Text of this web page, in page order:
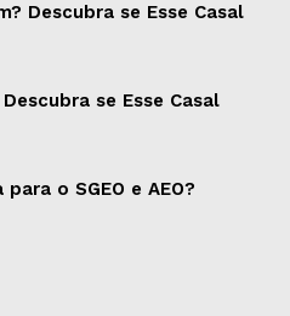
Descubra se Esse Casal
se Esse Casal
o SGEO e AEO?